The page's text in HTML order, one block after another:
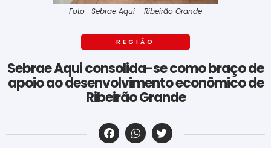
Foto- Sebrae Aqui - Ribeirão Grande
REGIÃO
Sebrae Aqui consolida-se como braço de
apoio ao desenvolvimento econômico de
Ribeirão Grande
‎ ‎ ‎ ‎ ‎ ‎ ‎ ‎ ‎ ‎ ‎ ‎ ‎ ‎ ‎ ‎ ‎ ‎ ‎ ‎ ‎ ‎ ‎ ‎ ‎ ‎ ‎ ‎ ‎ ‎ ‎